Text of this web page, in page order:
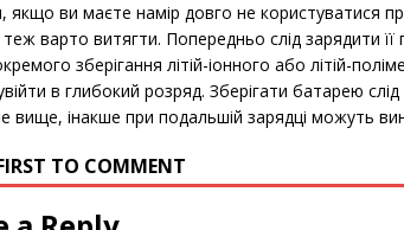
якщо ви маєте намір довго не користуватися
варто витягти. Попередньо слід зарядити
зберігання літій-іонного або літій-
в глибокий розряд. Зберігати батарею
вище, інакше при подальшій зарядці можуть
TO COMMENT